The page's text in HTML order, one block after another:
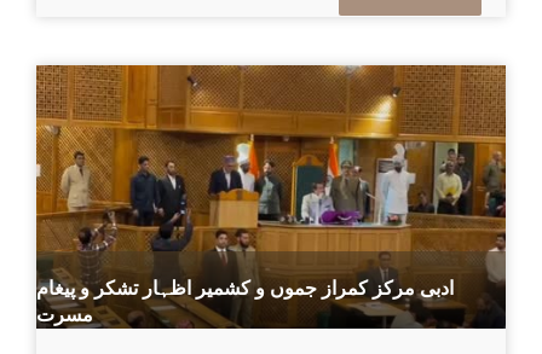
ادبی مرکز کمراز جموں و کشمیر اظہار تشکر و پیغام
مسرت